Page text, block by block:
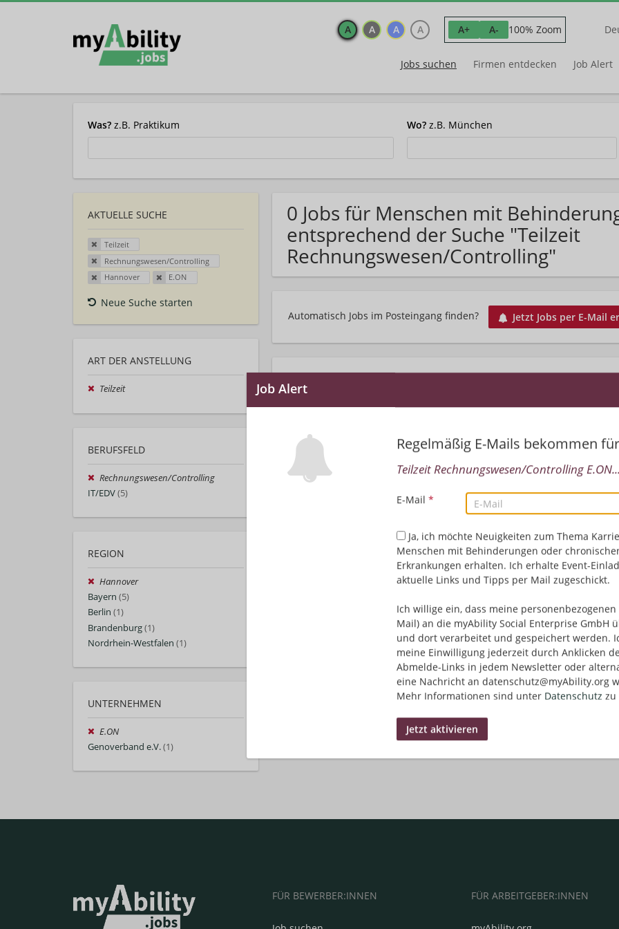
A A A A A+ A- 100% Zoom
Jobs suchen Firmen entdecken Job Alert
Was? z.B. Praktikum Wo? z.B. München
AKTUELLE SUCHE
Teilzeit
Rechnungswesen/Controlling
Hannover
E.ON
Neue Suche starten
ART DER ANSTELLUNG
Teilzeit
BERUFSFELD
Rechnungswesen/Controlling
IT/EDV(5)
REGION
Hannover
Bayern (5)
Berlin (1)
Brandenburg(1)
Nordrhein-Westfalen (1)
UNTERNEHMEN
E.ON
Genoverband e.V.(1)
0 Jobs für Menschen mit
entsprechend der Suche "Teilzeit
Rechnungswesen/Controlling"
Automatisch Jobs im Posteingang finden? Jetzt Jobs per E-Mail
Regelmäßig E-Mails bekommen für
Teilzeit Rechnungswesen/Controlling E.ON...
E-Mail *
Ja, ich möchte Neuigkeiten zum Thema
Menschen mit Behinderungen oder
Erkrankungen erhalten. Ich erhalte Event-
aktuelle Links und Tipps per Mail zugeschickt.
Ich willige ein, dass meine personenbezogenen
Mail) an die myAbility Social Enterprise GmbH
und dort verarbeitet und gespeichert werden.
meine Einwilligung jederzeit durch Anklicken
Abmelde-Links in jedem Newsletter oder
eine Nachricht an datenschutz@myAbility.org
Mehr Informationen sind unter Datenschutz zu
Leider keine Jobs
Neue Suche starten
FÜR BEWERBER:INNEN FÜR ARBEITGEBER:INNEN